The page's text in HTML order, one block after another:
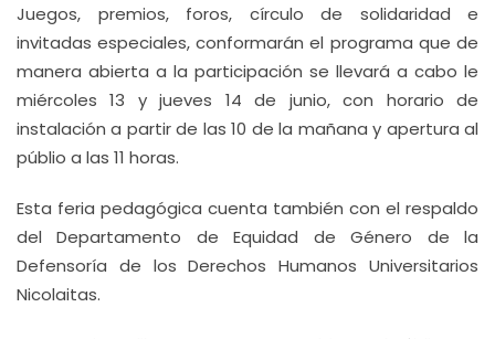
Juegos, premios, foros, círculo de solidaridad e
invitadas especiales, conformarán el programa que de
manera abierta a la participación se llevará a cabo le
miércoles 13 y jueves 14 de junio, con horario de
instalación a partir de las 10 de la mañana y apertura al
públio a las 11 horas.
Esta feria pedagógica cuenta también con el respaldo
del Departamento de Equidad de Género de la
Defensoría de los Derechos Humanos Universitarios
Nicolaitas.